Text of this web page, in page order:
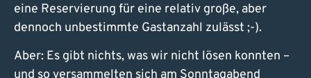
eine Reservierung für eine relativ große, aber
dennoch unbestimmte Gastanzahl zulässt ;-).
Aber: Es gibt nichts, was wir nicht lösen konnten –